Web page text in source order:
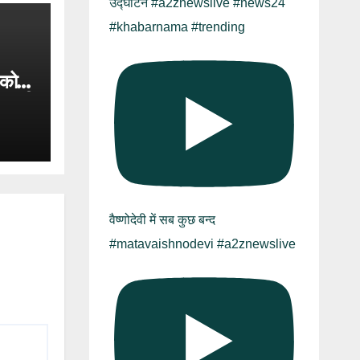
उद्घाटन #a2znewslive #news24
#khabarnama #trending
वैष्णोदेवी में सब कुछ बन्द
#matavaishnodevi #a2znewslive